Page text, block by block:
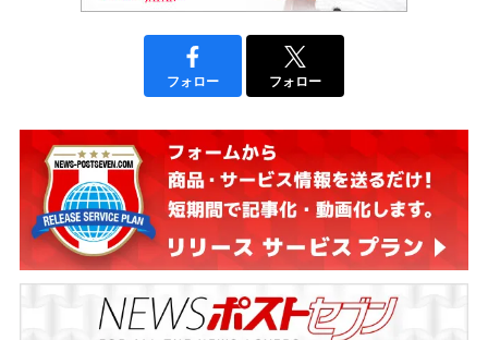
フォロー フォロー